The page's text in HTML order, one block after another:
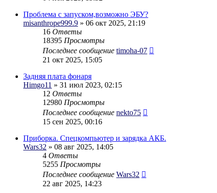
Проблема с запуском,возможно ЭБУ?
misanthrope999.9 » 06 окт 2025, 21:19
16 Ответы
18395 Просмотры
Последнее сообщение timoha-07
21 окт 2025, 15:05
Задняя плата фонаря
Himgo11 » 31 июл 2023, 02:15
12 Ответы
12980 Просмотры
Последнее сообщение nekto75
15 сен 2025, 00:16
Приборка. Спецкомпьютер и зарядка АКБ.
Wars32 » 08 авг 2025, 14:05
4 Ответы
5255 Просмотры
Последнее сообщение Wars32
22 авг 2025, 14:23